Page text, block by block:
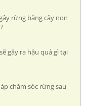
rừng bằng cây non
gây ra hậu quả gì tại
chăm sóc rừng sau